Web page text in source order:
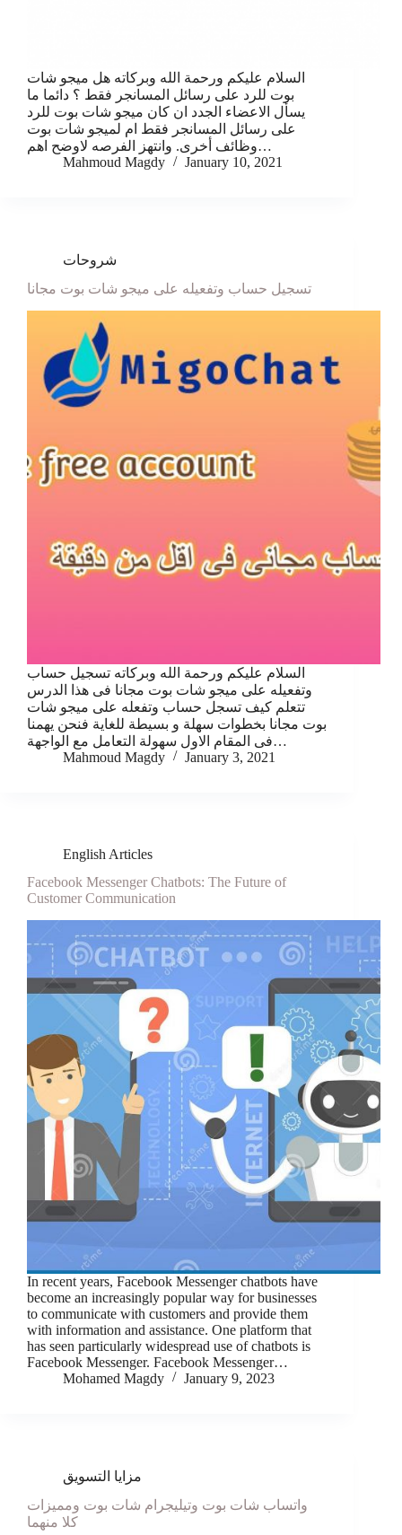
السلام عليكم ورحمة الله وبركاته هل ميجو شات
بوت للرد على رسائل المسانجر فقط ؟ دائما ما
يسأل الاعضاء الجدد ان كان ميجو شات بوت للرد
على رسائل المسانجر فقط ام لميجو شات بوت
وظائف أخرى. وانتهز الفرصه لاوضح اهم…
Mahmoud Magdy
January 10, 2021
شروحات
تسجيل حساب وتفعيله على ميجو شات بوت مجانا
السلام عليكم ورحمة الله وبركاته تسجيل حساب
وتفعيله على ميجو شات بوت مجانا فى هذا الدرس
تتعلم كيف تسجل حساب وتفعله على ميجو شات
بوت مجانا بخطوات سهلة و بسيطة للغاية فنحن يهمنا
فى المقام الاول سهولة التعامل مع الواجهة…
Mahmoud Magdy
January 3, 2021
English Articles
Facebook Messenger Chatbots: The Future of
Customer Communication
In recent years, Facebook Messenger chatbots have
become an increasingly popular way for businesses
to communicate with customers and provide them
with information and assistance. One platform that
has seen particularly widespread use of chatbots is
Facebook Messenger. Facebook Messenger…
Mohamed Magdy
January 9, 2023
مزايا التسويق
واتساب شات بوت وتيليجرام شات بوت ومميزات
كلا منهما